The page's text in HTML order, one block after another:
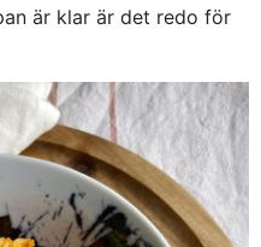
är klar är det redo för